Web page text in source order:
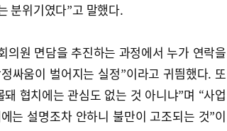
분위기였다”고 말했다.
의원 면담을 추진하는 과정에서 누가 연락을
싸움이 벌어지는 실정”이라고 귀띔했다. 또
협치에는 관심도 없는 것 아니냐”며 “사업
는 설명조차 안하니 불만이 고조되는 것”이